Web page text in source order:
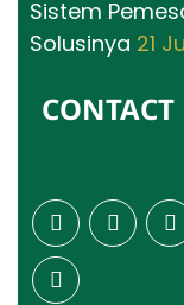
Sistem
Solusinya 21
CONTACT